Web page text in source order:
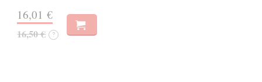
16,01 €
16,50 € ?